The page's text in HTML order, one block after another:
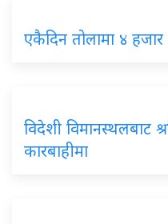
एकैदिन तोलामा ४
विदेशी विमानस्थलबाट
कारबाहीमा